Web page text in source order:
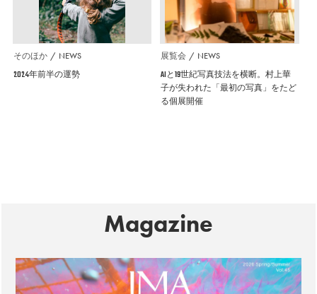
そのほか NEWS
2024年前半の運勢
展覧会 NEWS
AIと19世紀写真技法を横断。村上華
子が失われた「最初の写真」をたど
る個展開催
Magazine